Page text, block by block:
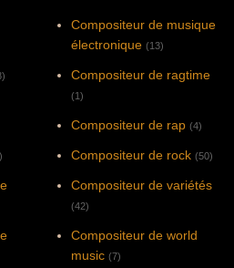
Compositeur de musique
électronique (13)
Compositeur de ragtime
(1)
Compositeur de rap (4)
Compositeur de rock (50)
Compositeur de variétés
(42)
Compositeur de world
music (7)